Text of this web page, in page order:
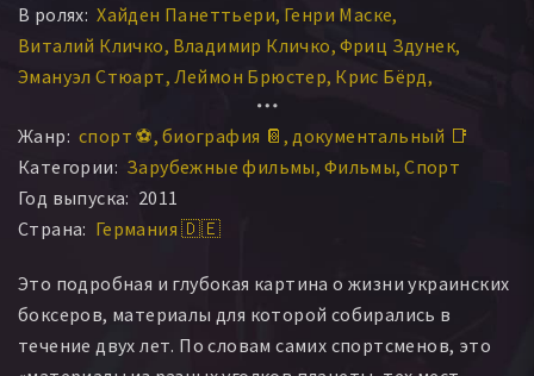
В ролях: Хайден Панеттьери Генри Маске
Виталий Кличко Владимир Кличко Фриц Здунек
Эмануэл Стюарт Леймон Брюстер Крис Бёрд
Др. Перлман Хикс
Надежда Кличко Леннокс Льюис Ларри Мерчант
Владимир Золотарев Наталия Кличко
Клаус-Петр Кол Фальк Небигер
Хартмут Шерзер Андрей Чистов
Жанр: спорт ⚽ биография 📔 документальный 📑
Категории: Зарубежные фильмы Фильмы Спорт
Год выпуска: 2011
Страна: Германия 🇩🇪
Это подробная и глубокая картина о жизни украинских
боксеров, материалы для которой собирались в
течение двух лет. По словам самих спортсменов, это